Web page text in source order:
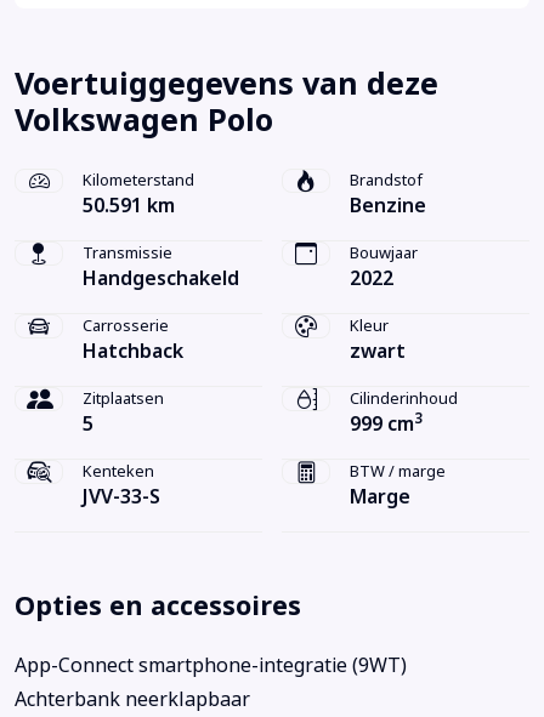
Voertuiggegevens van deze
Volkswagen Polo
Kilometerstand
50.591 km
Brandstof
Benzine
Transmissie
Handgeschakeld
Bouwjaar
2022
Carrosserie
Hatchback
Kleur
zwart
Zitplaatsen
5
Cilinderinhoud
999 cm3
Kenteken
JVV-33-S
BTW / marge
Marge
Opties en accessoires
App-Connect smartphone-integratie (9WT)
Achterbank neerklapbaar